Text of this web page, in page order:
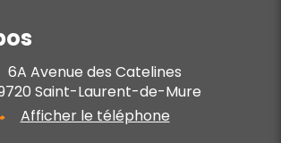
6A Avenue des Catelines
Saint-Laurent-de-Mure
Afficher le téléphone